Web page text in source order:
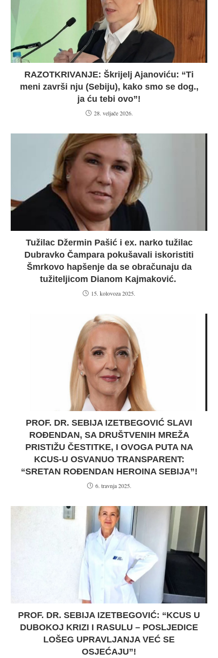
RAZOTKRIVANJE: Škrijelj Ajanoviću: “Ti
meni završi nju (Sebiju), kako smo se dog.,
ja ću tebi ovo”!
28. veljače 2026.
Tužilac Džermin Pašić i ex. narko tužilac
Dubravko Čampara pokušavali iskoristiti
Šmrkovo hapšenje da se obračunaju da
tužiteljicom Dianom Kajmaković.
15. kolovoza 2025.
PROF. DR. SEBIJA IZETBEGOVIĆ SLAVI
ROĐENDAN, SA DRUŠTVENIH MREŽA
PRISTIŽU ČESTITKE, I OVOGA PUTA NA
KCUS-U OSVANUO TRANSPARENT:
“SRETAN ROĐENDAN HEROINA SEBIJA”!
6. travnja 2025.
PROF. DR. SEBIJA IZETBEGOVIĆ: “KCUS U
DUBOKOJ KRIZI I RASULU – POSLJEDICE
LOŠEG UPRAVLJANJA VEĆ SE
OSJEĆAJU”!